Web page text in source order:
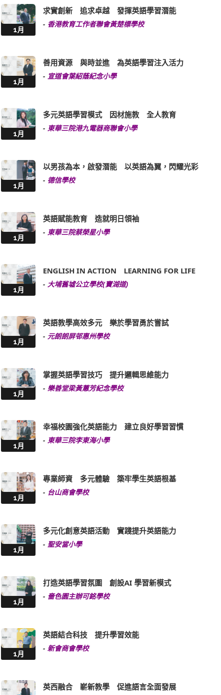
1月
求實創新 追求卓越 發揮英語學習潛能
- 香港教育工作者聯會黃楚標學校
1月
善用資源 與時並進 為英語學習注入活力
- 宣道會葉紹蔭紀念小學
1月
多元英語學習模式 因材施教 全人教育
- 東華三院港九電器商聯會小學
1月
以男孩為本，啟發潛能 以英語為翼，閃耀光彩
- 德信學校
1月
英語賦能教育 造就明日領袖
- 東華三院蔡榮星小學
1月
ENGLISH IN ACTION LEARNING FOR LIFE
- 大埔舊墟公立學校(寶湖道)
1月
英語教學高效多元 樂於學習勇於嘗試
- 元朗朗屏邨惠州學校
1月
掌握英語學習技巧 提升邏輯思維能力
- 樂善堂梁黃蕙芳紀念學校
1月
幸福校園強化英語能力 建立良好學習習慣
- 東華三院李東海小學
1月
專業師資 多元體驗 築牢學生英語根基
- 台山商會學校
1月
多元化創意英語活動 實踐提升英語能力
- 聖安當小學
1月
打造英語學習氛圍 創設AI 學習新模式
- 嗇色園主辦可銘學校
1月
英語結合科技 提升學習效能
- 新會商會學校
英西融合 嶄新教學 促進語言全面發展